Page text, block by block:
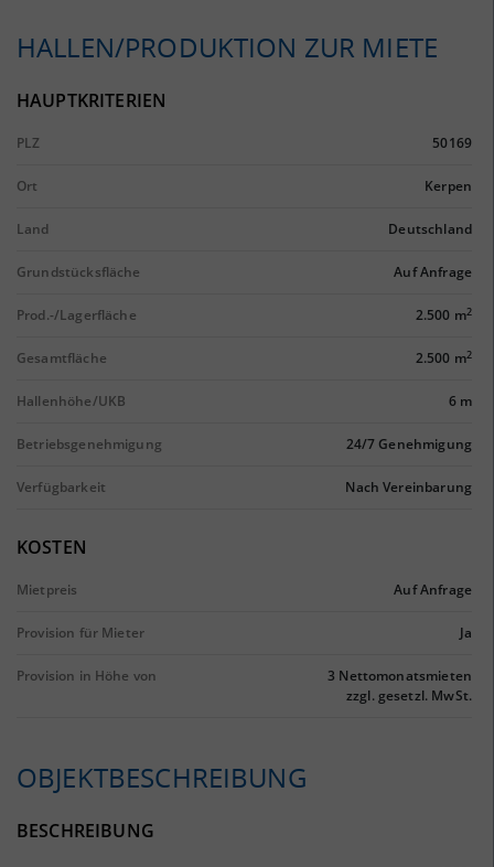
HALLEN/PRODUKTION ZUR MIETE
HAUPTKRITERIEN
PLZ 50169
Ort Kerpen
Land Deutschland
Grundstücksfläche Auf Anfrage
Prod.-/Lagerfläche 2.500 m2
Gesamtfläche 2.500 m2
Hallenhöhe/UKB 6 m
Betriebsgenehmigung 24/7 Genehmigung
Verfügbarkeit Nach Vereinbarung
KOSTEN
Mietpreis Auf Anfrage
Provision für Mieter Ja
Provision in Höhe von
3 Nettomonatsmieten
zzgl. gesetzl. MwSt.
OBJEKTBESCHREIBUNG
BESCHREIBUNG